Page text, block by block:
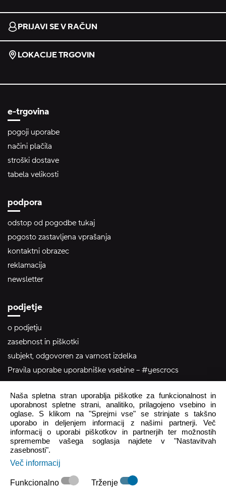
PRIJAVI SE V RAČUN
LOKACIJE TRGOVIN
e-trgovina
pogoji uporabe
načini plačila
stroški dostave
tabela velikosti
podpora
odstop od pogodbe tukaj
pogosto zastavljena vprašanja
kontaktni obrazec
reklamacija
newsletter
podjetje
o podjetju
zasebnost in piškotki
subjekt, odgovoren za varnost izdelka
Pravila uporabe uporabniške vsebine – #yescrocs
pomoč uporabnikom
Pon - Pet 8:00 - 16:00
Sob - Ned Zaprto
crocs.trgovina@intersocks.com
+386 25 371 454
Naša spletna stran uporablja piškotke za funkcionalnost in
uporabnost spletne strani, analitiko, prilagojeno vsebino in
oglase. S klikom na "Sprejmi vse" se strinjate s takšno
uporabo in deljenjem informacij z našimi partnerji. Več
informacij o uporabi piškotkov in partnerjih ter možnostih
spremembe vašega soglasja najdete v "Nastavitvah
zasebnosti".
Več informacij
Funkcionalno Trženje